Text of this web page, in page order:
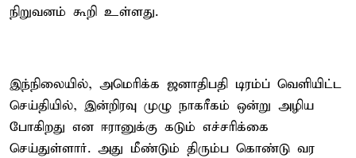
நிறுவனம் கூறி உள்ளது.
இந்நிலையில், அமெரிக்க ஜனாதிபதி டிரம்ப் வெளியிட்ட
செய்தியில், இன்றிரவு முழு நாகரீகம் ஒன்று அழிய
போகிறது என ஈரானுக்கு கடும் எச்சரிக்கை
செய்துள்ளார். அது மீண்டும் திரும்ப கொண்டு வர